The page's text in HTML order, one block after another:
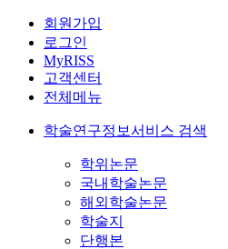
회원가입
로그인
MyRISS
고객센터
전체메뉴
학술연구정보서비스 검색
학위논문
국내학술논문
해외학술논문
학술지
단행본